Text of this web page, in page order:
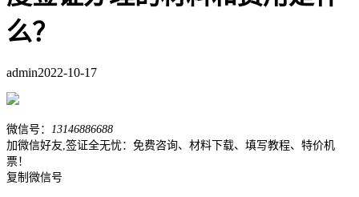
么？
admin2022-10-17
微信号：
13146886688
加微信好友,签证全无忧：免费咨询、材料下载、填写教程、特价机
票！
复制微信号